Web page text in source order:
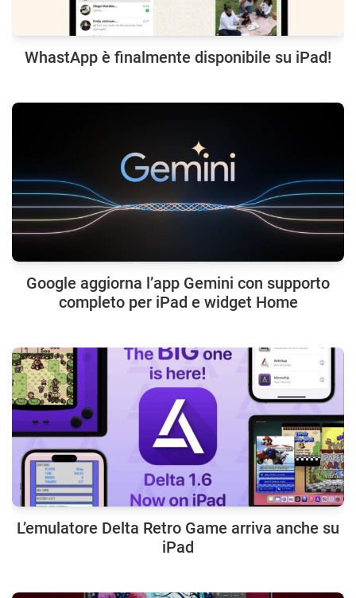
WhastApp è finalmente disponibile su iPad!
Google aggiorna l’app Gemini con supporto
completo per iPad e widget Home
L’emulatore Delta Retro Game arriva anche su
iPad